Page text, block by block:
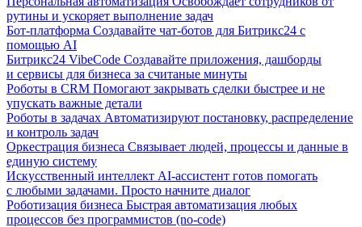
рутины и ускоряет выполнение задач
Бот-платформа Создавайте чат-ботов для Битрикс24 с
помощью AI
Битрикс24 VibeCode Создавайте приложения, дашборды
и сервисы для бизнеса за считаные минуты
Роботы в CRM Помогают закрывать сделки быстрее и не
упускать важные детали
Роботы в задачах Автоматизируют постановку, распределение
и контроль задач
Оркестрация бизнеса Связывает людей, процессы и данные в
единую систему
Искусственный интеллект AI-ассистент готов помогать
с любыми задачами. Просто начните диалог
Роботизация бизнеса Быстрая автоматизация любых
процессов без программистов (no-code)